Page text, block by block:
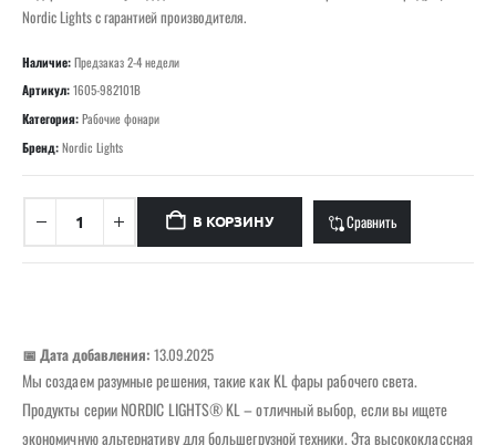
Nordic Lights с гарантией производителя.
Наличие:Предзаказ 2-4 недели
Артикул:1605-982101B
Категория:Рабочие фонари
Бренд:Nordic Lights
В КОРЗИНУ Сравнить
📅 Дата добавления: 13.09.2025
Мы создаем разумные решения, такие как KL фары рабочего света.
Продукты серии NORDIC LIGHTS® KL – отличный выбор, если вы ищете
экономичную альтернативу для большегрузной техники. Эта высококлассная